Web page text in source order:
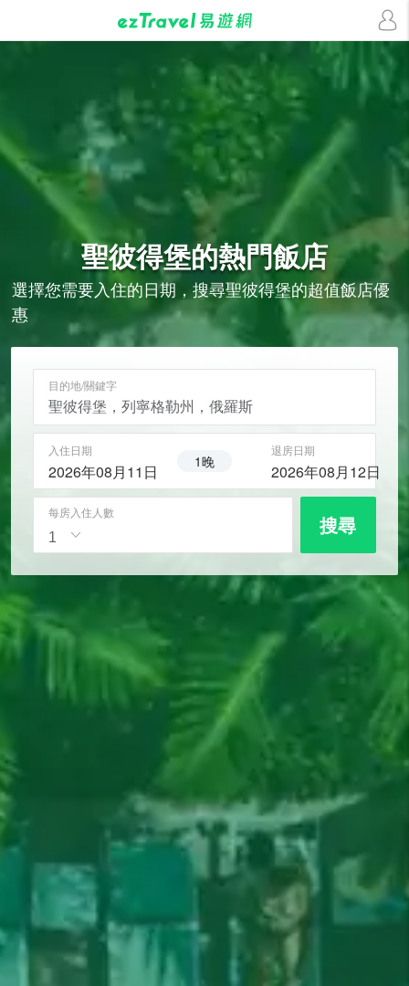
聖彼得堡的熱門飯店
選擇您需要入住的日期，搜尋聖彼得堡的超值飯店優
惠
目的地/關鍵字
入住日期
2026年08月11日 1晚
退房日期
2026年08月12日
每房入住人數 搜尋